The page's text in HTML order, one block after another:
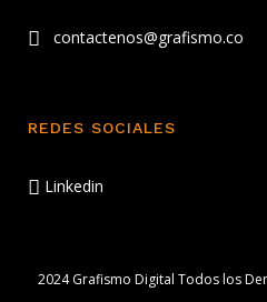
contactenos@grafismo.co
REDES SOCIALES
Linkedin
2024 Grafismo Digital Todos los